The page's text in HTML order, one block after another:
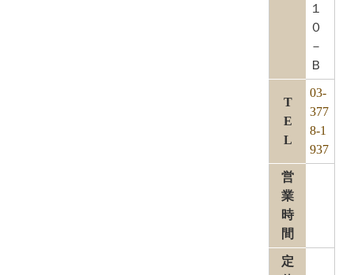
１
０
－
Ｂ
T
E
L
03-
377
8-1
937
営
業
時
間
定